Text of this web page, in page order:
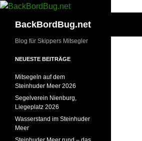
Zum
springenBackBordBug.net
Blog für Skippers Mitsegler
NEUESTE BEITRÄGE
Mitsegeln auf dem
Steinhuder Meer 2026
Segelverein Nienburg,
Liegeplatz 2026
Wasserstand im Steinhuder
Meer